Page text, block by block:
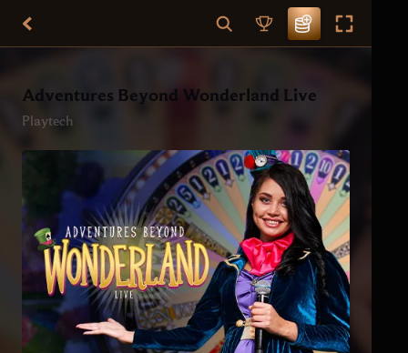
Adventures Beyond Wonderland Live
Playtech